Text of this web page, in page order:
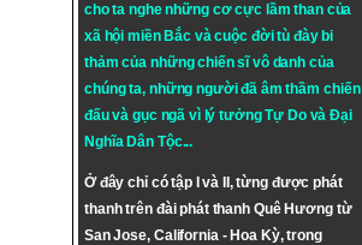
cho ta nghe những cơ cực lầm than của
xã hội miền Bắc và cuộc đời tù đày bi
thảm của những chiến sĩ vô danh của
chúng ta, những người đã âm thầm chiến
đấu và gục ngã vì lý tưởngTự DovàĐại
Nghĩa Dân Tộc...
Ở đây chỉ có tập I và II, từng được phát
thanh trên đài phát thanh Quê Hương từ
San Jose, California - Hoa Kỳ, trong